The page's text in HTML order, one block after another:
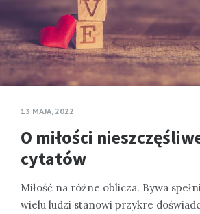
13 MAJA, 2022
O miłości
cytatów
Miłość na różne oblicza. Bywa
wielu ludzi stanowi przykre